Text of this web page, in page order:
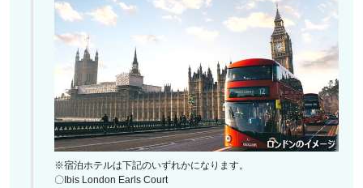
※宿泊ホテルは下記のいずれかになります。
〇Ibis London Earls Court